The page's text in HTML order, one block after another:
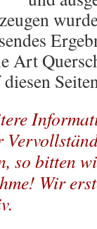
Art
so bitten
Wir